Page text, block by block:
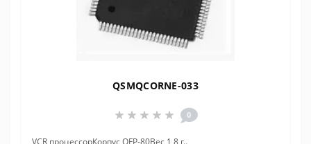
QSMQCORNE-033
0